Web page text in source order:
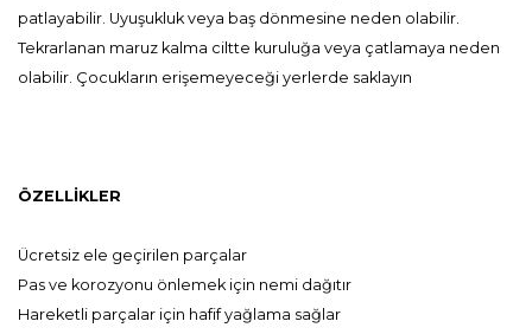
patlayabilir. Uyuşukluk veya baş dönmesine neden olabilir.
Tekrarlanan maruz kalma ciltte kuruluğa veya çatlamaya neden
olabilir. Çocukların erişemeyeceği yerlerde saklayın
ÖZELLİKLER
Ücretsiz ele geçirilen parçalar
Pas ve korozyonu önlemek için nemi dağıtır
Hareketli parçalar için hafif yağlama sağlar